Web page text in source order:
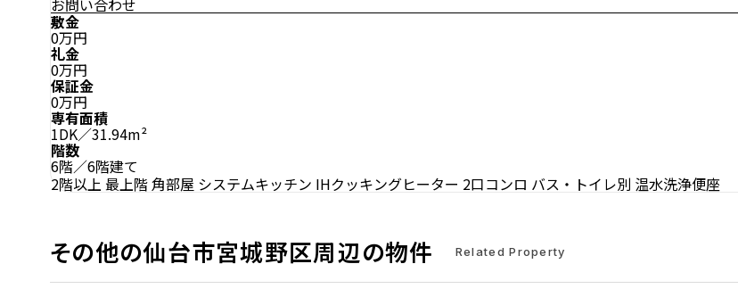
敷金
0万円
礼金
0万円
保証金
0万円
専有面積
1DK／31.94m²
階数
6階／6階建て
2階以上 最上階角部屋 システムキッチン IHクッキングヒーター 2口コンロ バス・トイレ別 温水洗浄便座
その他の仙台市宮城野区周辺の物件 Related Property